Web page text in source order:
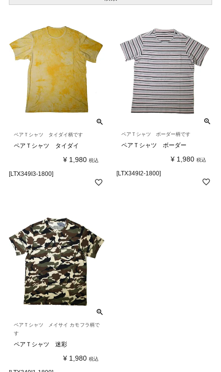
ペアＴシャツ タイダイ柄です
ペアＴシャツ タイダイ
¥ 1,980 税込
[LTX349I3-1800]
ペアＴシャツ ボーダー柄です
ペアＴシャツ ボーダー
¥ 1,980 税込
[LTX349I2-1800]
ペアＴシャツ メイサイ カモフラ柄で
す
ペアＴシャツ 迷彩
¥ 1,980 税込